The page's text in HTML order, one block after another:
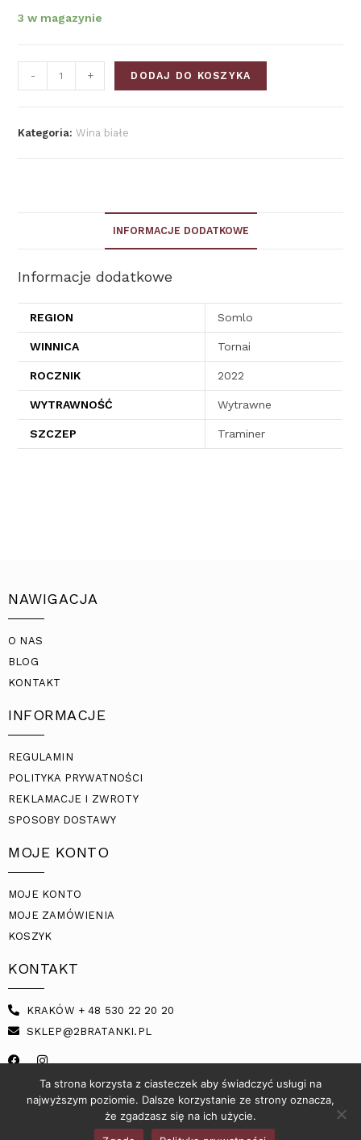
3 w magazynie
- + DODAJ DO KOSZYKA
Kategoria:Wina białe
INFORMACJE DODATKOWE
Informacje dodatkowe
REGION Somlo
WINNICA Tornai
ROCZNIK 2022
WYTRAWNOŚĆ Wytrawne
SZCZEP Traminer
NAWIGACJA
O NAS
BLOG
KONTAKT
INFORMACJE
REGULAMIN
POLITYKA PRYWATNOŚCI
REKLAMACJE I ZWROTY
SPOSOBY DOSTAWY
MOJE KONTO
MOJE KONTO
MOJE ZAMÓWIENIA
KOSZYK
KONTAKT
KRAKÓW + 48 530 22 20 20
SKLEP@2BRATANKI.PL
POLITYKA PRYWATNOŚCI
Ta strona korzysta z ciasteczek aby świadczyć usługi na
najwyższym poziomie. Dalsze korzystanie ze strony oznacza,
że zgadzasz się na ich użycie.